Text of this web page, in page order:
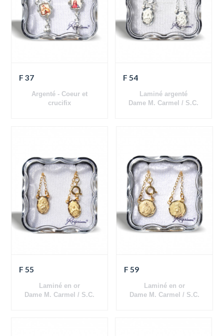
F 37
Argenté - Coeur et
crucifix
F 54
Laminé argenté
Dame M. Carmel / S.C.
F 55
Laminé en or
Dame M. Carmel / S.C.
F 59
Laminé en or
Dame M. Carmel / S.C.